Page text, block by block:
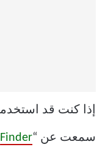
سمعت عن “Finder